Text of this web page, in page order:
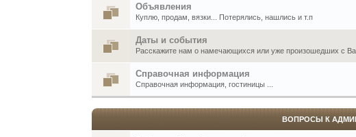
Объявления
Куплю, продам, вязки... Потерялись, нашлись и т.п
Даты и события
Расскажите нам о намечающихся или уже произошедших с
Справочная информация
Справочная информация, гостиницы ...
ВОПРОСЫ К